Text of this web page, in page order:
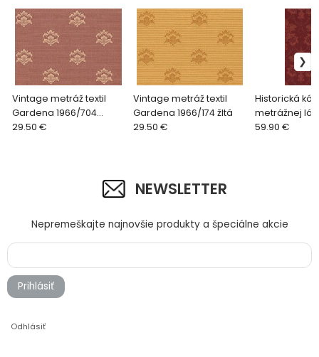
Vintage metráž textil
Gardena 1966/704
ružová
29.50 €
Vintage metráž textil
Gardena 1966/174 žltá
29.50 €
Historická
metrážnej
2109/330
59.90 €
NEWSLETTER
Nepremeškajte najnovšie produkty a špeciálne akcie
Prihlásiť
Odhlásiť